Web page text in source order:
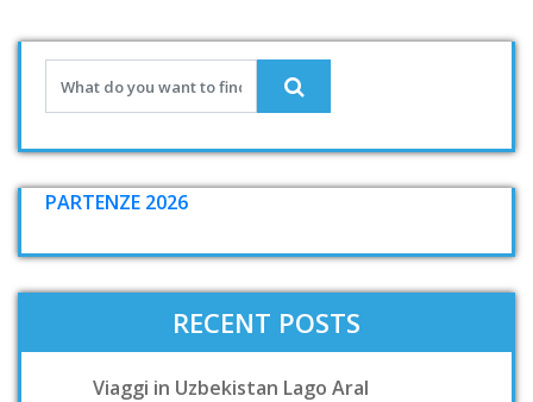
PARTENZE 2026
RECENT POSTS
Viaggi in Uzbekistan Lago Aral